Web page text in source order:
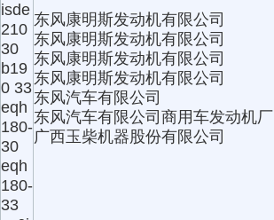
isde
210
30
b19
0 33
eqh
180-
30
eqh
180-
33
东风康明斯发动机有限公司
东风康明斯发动机有限公司
东风康明斯发动机有限公司
东风康明斯发动机有限公司
东风汽车有限公司
东风汽车有限公司商用车发动机厂
广西玉柴机器股份有限公司